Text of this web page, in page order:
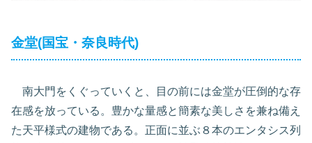
金堂(国宝・奈良時代)
南大門をくぐっていくと、目の前には金堂が圧倒的な存
在感を放っている。豊かな量感と簡素な美しさを兼ね備え
た天平様式の建物である。正面に並ぶ８本のエンタシス列